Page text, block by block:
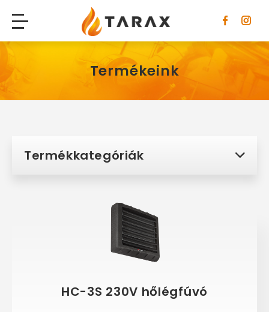
Tarax
Termékeink
Termékkategóriák
HC-3S 230V hőlégfúvó